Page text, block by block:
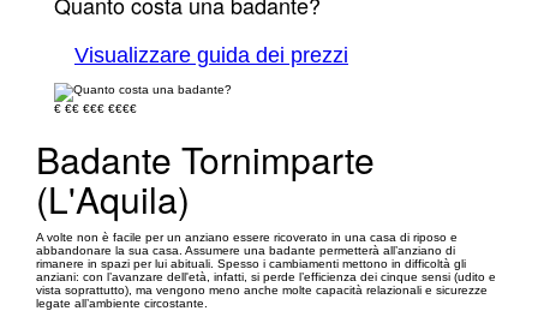
Visualizzare guida dei prezzi
€ €€ €€€ €€€€
Badante Tornimparte
(L'Aquila)
A volte non è facile per un anziano essere ricoverato in una casa di riposo e
abbandonare la sua casa. Assumere una badante permetterà all’anziano di
rimanere in spazi per lui abituali. Spesso i cambiamenti mettono in difficoltà gli
anziani: con l’avanzare dell'età, infatti, si perde l’efficienza dei cinque sensi (udito e
vista soprattutto), ma vengono meno anche molte capacità relazionali e sicurezze
legate all’ambiente circostante.